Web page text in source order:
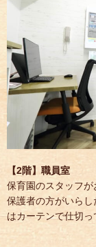
【2階】職員室
保育園のスタッフが
保護者の方がいら
はカーテンで仕切っ